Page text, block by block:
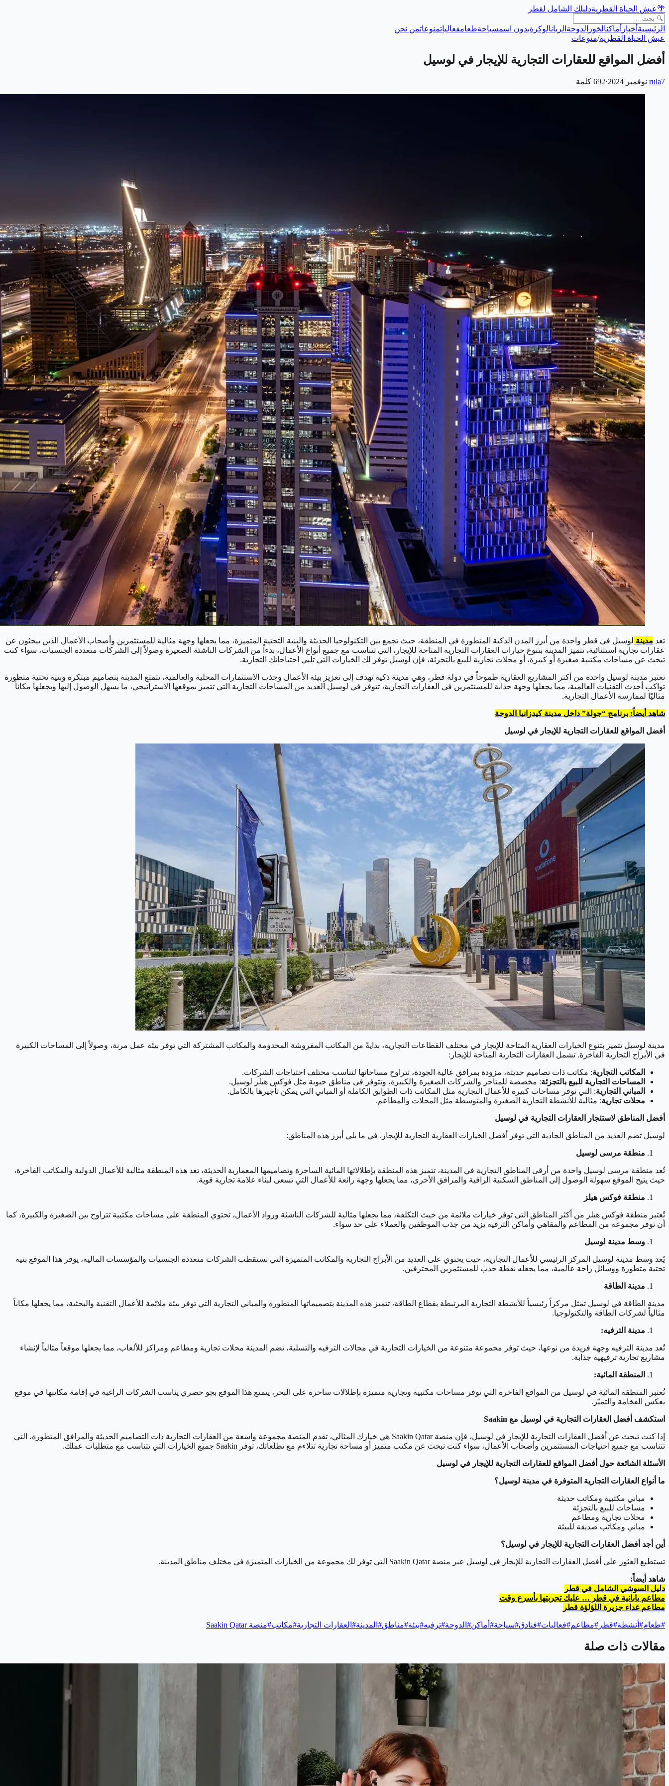
🌴عيش الحياة القطريةدليلك الشامل لقطر
الرئيسية أخبار أماكنالخور الدوحة الريانالوكرةبدون اسمسياحةطعامفعالياتمنوعاتمن نحن
عيش الحياة القطرية/منوعات
أفضل المواقع للعقارات التجارية للإيجار في لوسيل
rula7 نوفمبر 2024 ·
692 كلمة
تعد مدينة لوسيل في قطر واحدة من أبرز المدن الذكية المتطورة في المنطقة، حيث تجمع بين التكنولوجيا الحديثة والبنية التحتية المتميزة، مما يجعلها وجهة مثالية للمستثمرين وأصحاب الأعمال الذين يبحثون عن
عقارات تجارية استثنائية، تتميز المدينة بتنوع خيارات العقارات التجارية المتاحة للإيجار، التي تتناسب مع جميع أنواع الأعمال، بدءاً من الشركات الناشئة الصغيرة وصولاً إلى الشركات متعددة الجنسيات، سواء كنت
تبحث عن مساحات مكتبية صغيرة أو كبيرة، أو محلات تجارية للبيع بالتجزئة، فإن لوسيل توفر لك الخيارات التي تلبي احتياجاتك التجارية.
تعتبر مدينة لوسيل واحدة من أكثر المشاريع العقارية طموحاً في دولة قطر، وهي مدينة ذكية تهدف إلى تعزيز بيئة الأعمال وجذب الاستثمارات المحلية والعالمية، تتمتع المدينة بتصاميم مبتكرة وبنية تحتية متطورة
تواكب أحدث التقنيات العالمية، مما يجعلها وجهة جذابة للمستثمرين في العقارات التجارية، تتوفر في لوسيل العديد من المساحات التجارية التي تتميز بموقعها الاستراتيجي، ما يسهل الوصول إليها ويجعلها مكاناً
مثاليًا لممارسة الأعمال التجارية.
شاهد أيضاً: برنامج “جولة” داخل مدينة كيدزانيا الدوحة
أفضل المواقع للعقارات التجارية للإيجار في لوسيل
مدينة لوسيل تتميز بتنوع الخيارات العقارية المتاحة للإيجار في مختلف القطاعات التجارية، بدايةً من المكاتب المفروشة المخدومة والمكاتب المشتركة التي توفر بيئة عمل مرنة، وصولاً إلى المساحات الكبيرة
في الأبراج التجارية الفاخرة. تشمل العقارات التجارية المتاحة للإيجار:
المكاتب التجارية: مكاتب ذات تصاميم حديثة، مزودة بمرافق عالية الجودة، تتراوح مساحاتها لتناسب مختلف احتياجات الشركات.
المساحات التجارية للبيع بالتجزئة: مخصصة للمتاجر والشركات الصغيرة والكبيرة، وتتوفر في مناطق حيوية مثل فوكس هيلز لوسيل.
المباني التجارية: التي توفر مساحات كبيرة للأعمال التجارية مثل المكاتب ذات الطوابق الكاملة أو المباني التي يمكن تأجيرها بالكامل.
محلات تجارية: مثالية للأنشطة التجارية الصغيرة والمتوسطة مثل المحلات والمطاعم.
أفضل المناطق لاستئجار العقارات التجارية في لوسيل
لوسيل تضم العديد من المناطق الجاذبة التي توفر أفضل الخيارات العقارية التجارية للإيجار. في ما يلي أبرز هذه المناطق:
منطقة مرسى لوسيل
تُعد منطقة مرسى لوسيل واحدة من أرقى المناطق التجارية في المدينة، تتميز هذه المنطقة بإطلالاتها المائية الساحرة وتصاميمها المعمارية الحديثة، تعد هذه المنطقة مثالية للأعمال الدولية والمكاتب الفاخرة،
حيث يتيح الموقع سهولة الوصول إلى المناطق السكنية الراقية والمرافق الأخرى، مما يجعلها وجهة رائعة للأعمال التي تسعى لبناء علامة تجارية قوية.
منطقة فوكس هيلز
تُعتبر منطقة فوكس هيلز من أكثر المناطق التي توفر خيارات ملائمة من حيث التكلفة، مما يجعلها مثالية للشركات الناشئة ورواد الأعمال، تحتوي المنطقة على مساحات مكتبية تتراوح بين الصغيرة والكبيرة، كما
أن توفر مجموعة من المطاعم والمقاهي وأماكن الترفيه يزيد من جذب الموظفين والعملاء على حد سواء.
وسط مدينة لوسيل
يُعد وسط مدينة لوسيل المركز الرئيسي للأعمال التجارية، حيث يحتوي على العديد من الأبراج التجارية والمكاتب المتميزة التي تستقطب الشركات متعددة الجنسيات والمؤسسات المالية، يوفر هذا الموقع بنية
تحتية متطورة ووسائل راحة عالمية، مما يجعله نقطة جذب للمستثمرين المحترفين.
مدينة الطاقة
مدينة الطاقة في لوسيل تمثل مركزاً رئيسياً للأنشطة التجارية المرتبطة بقطاع الطاقة، تتميز هذه المدينة بتصميماتها المتطورة والمباني التجارية التي توفر بيئة ملائمة للأعمال التقنية والبحثية، مما يجعلها مكاناً
مثالياً لشركات الطاقة والتكنولوجيا.
مدينة الترفيه:
تُعد مدينة الترفيه وجهة فريدة من نوعها، حيث توفر مجموعة متنوعة من الخيارات التجارية في مجالات الترفيه والتسلية، تضم المدينة محلات تجارية ومطاعم ومراكز للألعاب، مما يجعلها موقعاً مثالياً لإنشاء
مشاريع تجارية ترفيهية جذابة.
المنطقة المائية:
تُعتبر المنطقة المائية في لوسيل من المواقع الفاخرة التي توفر مساحات مكتبية وتجارية متميزة بإطلالات ساحرة على البحر، يتمتع هذا الموقع بجو حصري يناسب الشركات الراغبة في إقامة مكاتبها في موقع
يعكس الفخامة والتميّز.
استكشف أفضل العقارات التجارية في لوسيل مع Saakin
إذا كنت تبحث عن أفضل العقارات التجارية للإيجار في لوسيل، فإن منصة Saakin Qatar هي خيارك المثالي، تقدم المنصة مجموعة واسعة من العقارات التجارية ذات التصاميم الحديثة والمرافق المتطورة، التي
تتناسب مع جميع احتياجات المستثمرين وأصحاب الأعمال، سواء كنت تبحث عن مكتب متميز أو مساحة تجارية تتلاءم مع تطلعاتك، توفر Saakin جميع الخيارات التي تتناسب مع متطلبات عملك.
الأسئلة الشائعة حول أفضل المواقع للعقارات التجارية للإيجار في لوسيل
ما أنواع العقارات التجارية المتوفرة في مدينة لوسيل؟
مباني مكتبية ومكاتب حديثة
مساحات للبيع بالتجزئة
محلات تجارية ومطاعم
مباني ومكاتب صديقة للبيئة
أين أجد أفضل العقارات التجارية للإيجار في لوسيل؟
تستطيع العثور على أفضل العقارات التجارية للإيجار في لوسيل عبر منصة Saakin Qatar التي توفر لك مجموعة من الخيارات المتميزة في مختلف مناطق المدينة.
شاهد أيضاً:
دليل السوشي الشامل في قطر
مطاعم يابانية في قطر … عليك تجربتها بأسرع وقت
مطاعم غداء جزيرة اللؤلؤة قطر
#طعام# أنشطة#قطر #مطاعم#فعاليات#فنادق#سياحة# أماكن# الدوحة#ترفيه#بيئة#مناطق# المدينة# العقارات التجارية#مكاتب#منصة Saakin Qatar
مقالات ذات صلة